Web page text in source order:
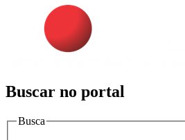
Buscar no portal
Busca